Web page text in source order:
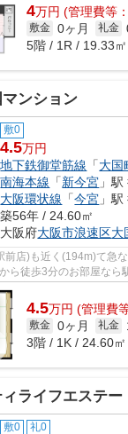
4万円 (管理費等
敷金 0ヶ月 礼金
5階 / 1R / 19.33㎡
マンション
敷0
4.5万円
地下鉄御堂筋線 「大国
南海本線 「新今宮 」
大阪環状線 「今宮 」
築56年 / 24.60㎡
大阪府大阪市浪速区大
前店)も近く(194m)て急
ら徒歩3分のお部屋なら
の方には...
4.5万円 (管理費
敷金 0ヶ月 礼金
3階 / 1K / 24.60㎡
ィライフエステー
敷0 礼0